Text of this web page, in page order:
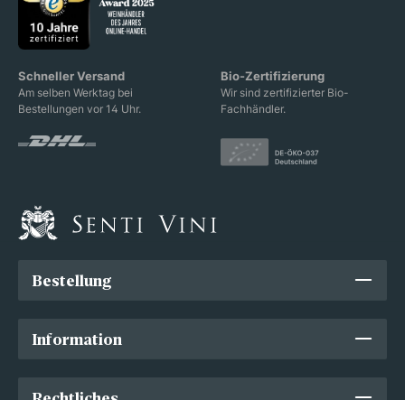
Schneller Versand
Am selben Werktag bei
Bestellungen vor 14 Uhr.
Bio-Zertifizierung
Wir sind zertifizierter Bio-
Fachhändler.
Bestellung
Information